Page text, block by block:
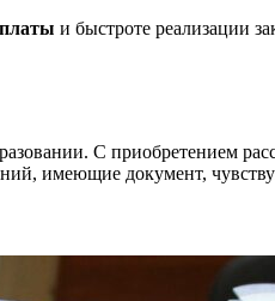
и быстроте реализации
С приобретением
имеющие документ,